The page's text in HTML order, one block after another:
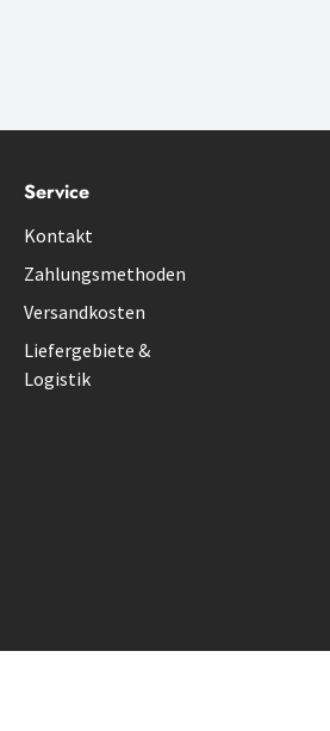
Service
Kontakt
Zahlungsmethoden
Versandkosten
Liefergebiete &
Logistik